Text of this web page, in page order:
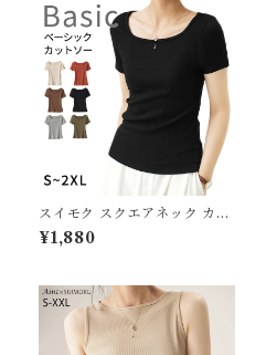
ルシーズン シンプル ガーゼ 薄
手 軽い 快適 父の日 ギフト 贈
り物 5685950 スイモク【水
沐良品】
スイモク スクエアネック カッ
トソー Tシャツ レディース ト
ップス リブ デイリー 半袖 肌
れ 透けにくい 透けない オフィ
ス スーツ シンプル カーキ 56
22192【水沐良品】
¥1,880